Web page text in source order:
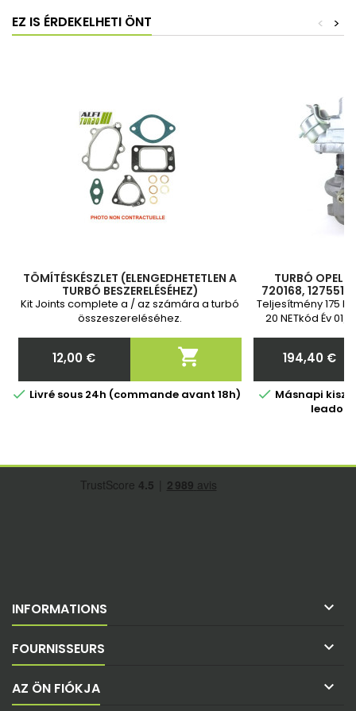
EZ IS ÉRDEKELHETI ÖNT >
<
TÖMÍTÉSKÉSZLET (ELENGEDHETETLEN A
TURBÓ BESZERELÉSÉHEZ)
Kit Joints complete a / az számára a turbó
összeszereléséhez.
Ár
12,00 € 
 Livré sous 24h (commande avant 18h)
TURBÓ OPEL
720168,
Teljesítmény 175
20 NETkód Év
Ár
194,40 €
 Másnapi
leadott
INFORMATIONS 
FOURNISSEURS 
AZ ÖN FIÓKJA 